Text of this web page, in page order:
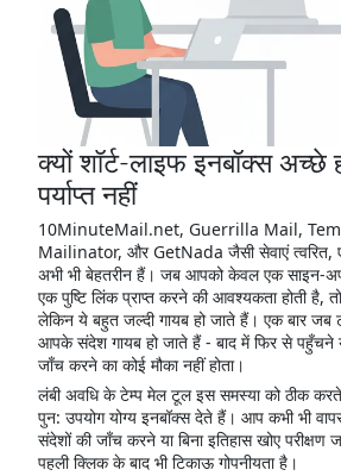
क्यों शॉर्ट-लाइफ इनबॉक्स अच्छे
पर्याप्त नहीं
10MinuteMail.net, Guerrilla Mail,
Mailinator, और GetNada जैसी सेवाएं त्वरित,
अभी भी बेहतरीन हैं। जब आपको केवल एक साइन-
एक पुष्टि लिंक प्राप्त करने की आवश्यकता होती है,
लेकिन ये बहुत जल्दी गायब हो जाते हैं। एक बार जब
आपके संदेश गायब हो जाते हैं - बाद में फिर से पहुँचने
जाँच करने का कोई मौका नहीं होता।
लंबी अवधि के टेम्प मेल टूल इस समस्या को ठीक
पुन: उपयोग योग्य इनबॉक्स देते हैं। आप कभी भी
संदेशों की जाँच करने या बिना इतिहास खोए परीक्षण
पहली क्लिक के बाद भी टिकाऊ गोपनीयता है।